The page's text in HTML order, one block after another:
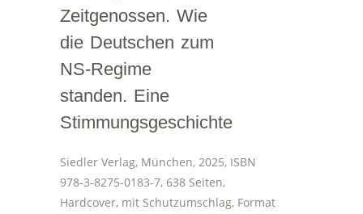
Zeitgenossen. Wie
die Deutschen zum
NS-Regime
standen. Eine
Stimmungsgeschichte
Siedler Verlag, München, 2025, ISBN
978-3-8275-0183-7, 638 Seiten,
Hardcover, mit Schutzumschlag, Format